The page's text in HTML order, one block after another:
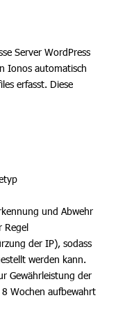
Server WordPress
Ionos automatisch
erfasst. Diese
und Abwehr
Regel
der IP), sodass
werden kann.
Gewährleistung der
8 Wochen aufbewahrt